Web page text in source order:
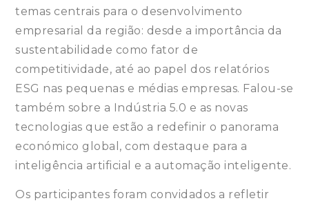
temas centrais para o desenvolvimento
empresarial da região: desde a importância da
sustentabilidade como fator de
competitividade, até ao papel dos relatórios
ESG nas pequenas e médias empresas. Falou-se
também sobre a Indústria 5.0 e as novas
tecnologias que estão a redefinir o panorama
económico global, com destaque para a
inteligência artificial e a automação inteligente.
Os participantes foram convidados a refletir